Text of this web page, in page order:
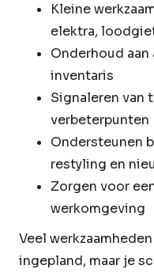
Kleine
elektra,
Onderhoud
inventaris
Signaleren van
verbeterpunten
Ondersteunen
restyling en
Zorgen voor
werkomgeving
Veel
ingepland, maar je